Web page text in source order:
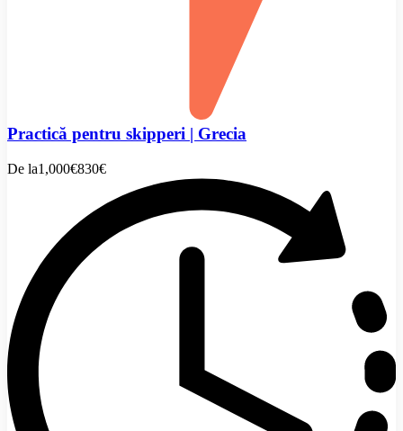
Practică pentru skipperi | Grecia
De la1,000€830€